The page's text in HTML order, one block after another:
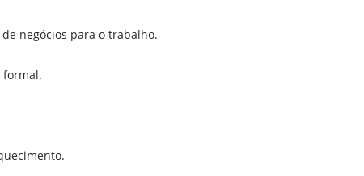
negócios para o trabalho.
formal.